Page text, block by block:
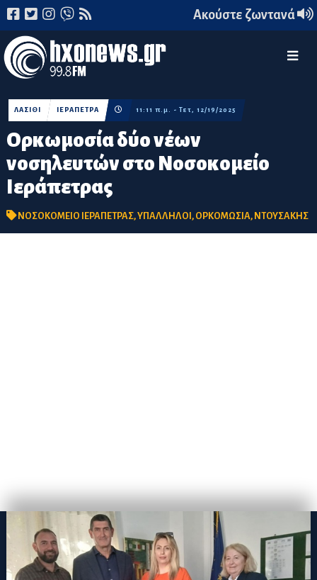
Ακούστε ζωντανά
Ορκωμοσία δύο νέων
νοσηλευτών στο Νοσοκομείο
Ιεράπετρας
ΛΑΣΙΘΙ ΙΕΡΑΠΕΤΡΑ 11:11 π.μ. - Τετ, 12/19/2025
ΝΟΣΟΚΟΜΕΙΟ ΙΕΡΑΠΕΤΡΑΣ,ΥΠΑΛΛΗΛΟΙ, ΟΡΚΟΜΩΣΙΑ, ΝΤΟΥΣΑΚΗΣ